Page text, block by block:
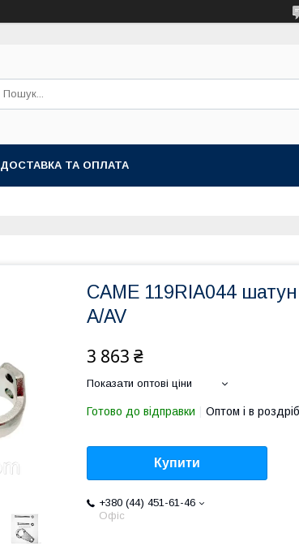
ДОСТАВКА ТА ОПЛАТА
CAME 119RIA044
A/AV
3 863 ₴
Показати оптові ціни
Готово до відправки Оптом і в роздріб
Купити
+380 (44) 451-61-46
Офіс